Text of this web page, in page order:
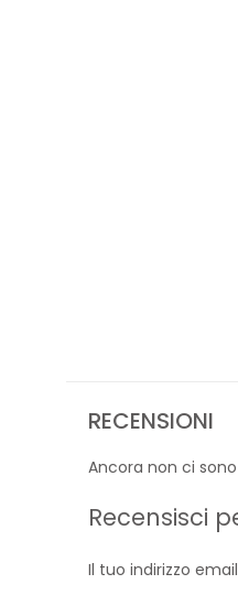
RECENSIONI
Ancora non ci
Recensisci
Il tuo indirizzo